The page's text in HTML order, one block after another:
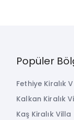
Popüler
Fethiye Kiralık
Kalkan Kiralık
Kaş Kiralık Villa